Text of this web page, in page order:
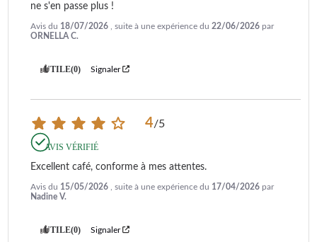
ne s'en passe plus !
Avis du 18/07/2026 , suite à une expérience du 22/06/2026 par
ORNELLA C.
UTILE(0) Signaler
4/5
AVIS VÉRIFIÉ
Excellent café, conforme à mes attentes.
Avis du 15/05/2026 , suite à une expérience du 17/04/2026 par
Nadine V.
UTILE(0) Signaler